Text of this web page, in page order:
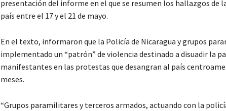
presentación del informe en el que se resumen los hallazgos de
país entre el 17 y el 21 de mayo.
En el texto, informaron que la Policía de Nicaragua y grupos
implementado un “patrón” de violencia destinado a disuadir la
manifestantes en las protestas que desangran al país
meses.
“Grupos paramilitares y terceros armados, actuando con la